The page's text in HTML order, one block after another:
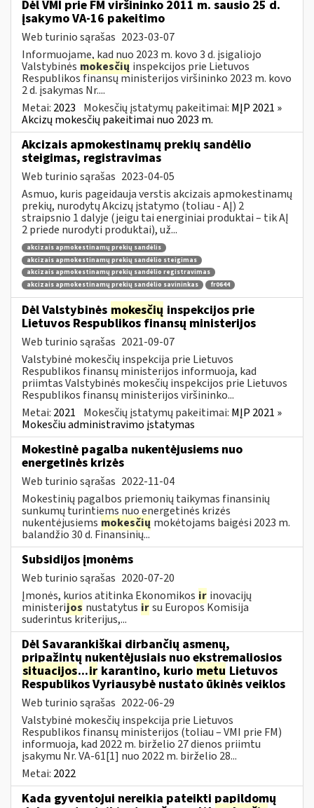
Dėl VMI prie FM viršininko 2011 m. sausio 25 d.
įsakymo VA-16 pakeitimo
Web turinio sąrašas 2023-03-07
Informuojame, kad nuo 2023 m. kovo 3 d. įsigaliojo
Valstybinės mokesčių inspekcijos prie Lietuvos
Respublikos finansų ministerijos viršininko 2023 m. kovo
2 d. įsakymas Nr....
Metai: 2023 Mokesčių įstatymų pakeitimai: MĮP 2021 »
Akcizų mokesčių pakeitimai nuo 2023 m.
Akcizais apmokestinamų prekių sandėlio
steigimas, registravimas
Web turinio sąrašas 2023-04-05
Asmuo, kuris pageidauja verstis akcizais apmokestinamų
prekių, nurodytų Akcizų įstatymo (toliau - AĮ) 2
straipsnio 1 dalyje (jeigu tai energiniai produktai – tik AĮ
2 priede nurodyti produktai), už...
akcizais apmokestinamų prekių sandėlis
akcizais apmokestinamų prekių sandėlio steigimas
akcizais apmokestinamų prekių sandėlio registravimas
akcizais apmokestinamų prekių sandėlio savininkas
fr0644
Dėl Valstybinės mokesčių inspekcijos prie
Lietuvos Respublikos finansų ministerijos
Web turinio sąrašas 2021-09-07
Valstybinė mokesčių inspekcija prie Lietuvos
Respublikos finansų ministerijos informuoja, kad
priimtas Valstybinės mokesčių inspekcijos prie Lietuvos
Respublikos finansų ministerijos viršininko...
Metai: 2021 Mokesčių įstatymų pakeitimai: MĮP 2021 »
Mokesčiu administravimo įstatymas
Mokestinė pagalba nukentėjusiems nuo
energetinės krizės
Web turinio sąrašas 2022-11-04
Mokestinių pagalbos priemonių taikymas finansinių
sunkumų turintiems nuo energetinės krizės
nukentėjusiems mokesčių mokėtojams baigėsi 2023 m.
balandžio 30 d. Finansinių...
Subsidijos įmonėms
Web turinio sąrašas 2020-07-20
Įmonės, kurios atitinka Ekonomikos ir inovacijų
ministerijos nustatytus irsu Europos Komisija
suderintus kriterijus,...
Dėl Savarankiškai dirbančių asmenų,
pripažintų nukentėjusiais nuo ekstremaliosios
situacijos...ir karantino, kurio metu Lietuvos
Respublikos Vyriausybė nustato ūkinės veiklos
Web turinio sąrašas 2022-06-29
Valstybinė mokesčių inspekcija prie Lietuvos
Respublikos finansų ministerijos (toliau – VMI prie FM)
informuoja, kad 2022 m. birželio 27 dienos priimtu
įsakymu Nr. VA-61[1] nuo 2022 m. birželio 28...
Metai: 2022
Kada gyventojui nereikia pateikti papildomų